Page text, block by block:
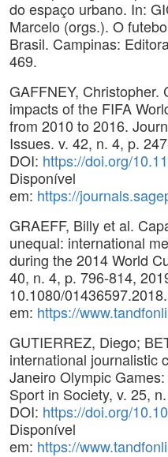
do espaço urbano. In:
Marcelo (orgs.). O
Brasil. Campinas:
469.
GAFFNEY, Christopher.
impacts of the FIFA
from 2010 to 2016.
Issues. v. 42, n. 4, p.
DOI: https://doi.org/
Disponível
em: https://
GRAEFF, Billy et al.
unequal: international
during the 2014 World
40, n. 4, p. 796-814,
10.1080/
em: https://
GUTIERREZ, Diego;
international journalistic
Janeiro Olympic
Sport in Society, v. 25,
DOI: https://doi.org/
Disponível
em: https://